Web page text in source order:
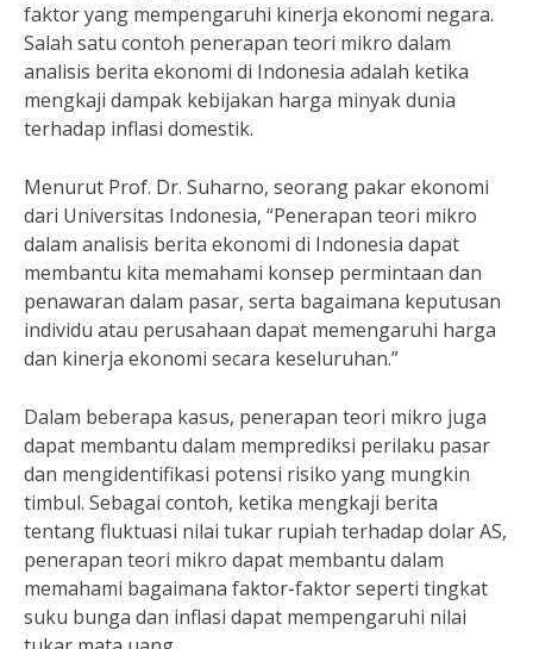
faktor yang mempengaruhi kinerja ekonomi negara.
Salah satu contoh penerapan teori mikro dalam
analisis berita ekonomi di Indonesia adalah ketika
mengkaji dampak kebijakan harga minyak dunia
terhadap inflasi domestik.
Menurut Prof. Dr. Suharno, seorang pakar ekonomi
dari Universitas Indonesia, “Penerapan teori mikro
dalam analisis berita ekonomi di Indonesia dapat
membantu kita memahami konsep permintaan dan
penawaran dalam pasar, serta bagaimana keputusan
individu atau perusahaan dapat memengaruhi harga
dan kinerja ekonomi secara keseluruhan.”
Dalam beberapa kasus, penerapan teori mikro juga
dapat membantu dalam memprediksi perilaku pasar
dan mengidentifikasi potensi risiko yang mungkin
timbul. Sebagai contoh, ketika mengkaji berita
tentang fluktuasi nilai tukar rupiah terhadap dolar AS,
penerapan teori mikro dapat membantu dalam
memahami bagaimana faktor-faktor seperti tingkat
suku bunga dan inflasi dapat mempengaruhi nilai